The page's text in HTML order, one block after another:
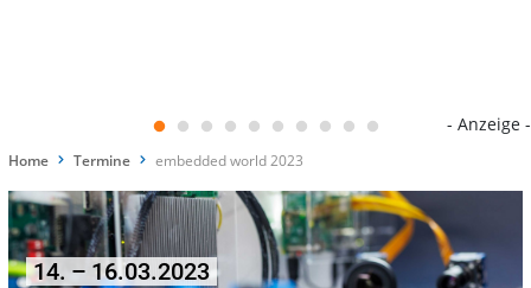
- Anzeige -
Home Termine embedded world 2023
14. – 16.03.2023